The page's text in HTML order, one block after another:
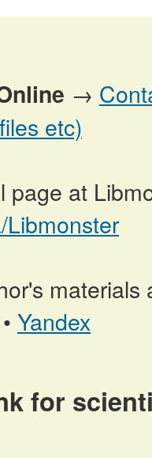
→
etc)
at
Libmonster
materials
• Yandex
for